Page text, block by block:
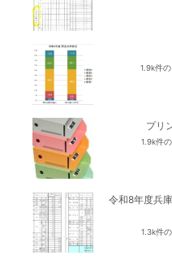
1.9k件
プリ
1.9k件
令和8年度兵
1.3k件